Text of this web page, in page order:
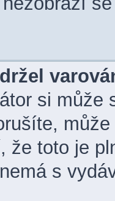
si může
že toto je
s